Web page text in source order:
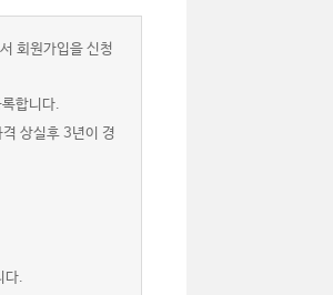
회원가입을 신청
합니다.
상실후 3년이 경
다.